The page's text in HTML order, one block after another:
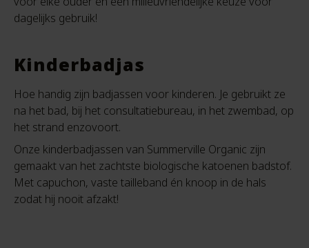
dagelijks gebruik!
Kinderbadjas
Hoe handig zijn badjassen voor kinderen. Je gebruikt ze
na het bad, bij het consultatiebureau, in het zwembad, op
het strand enzovoort.
Onze kinderbadjassen van Summerville Organic zijn
gemaakt van het zachtste biologische katoenen badstof.
Met capuchon, vaste tailleband én knoop in de hals
zodat hij nooit afzakt!